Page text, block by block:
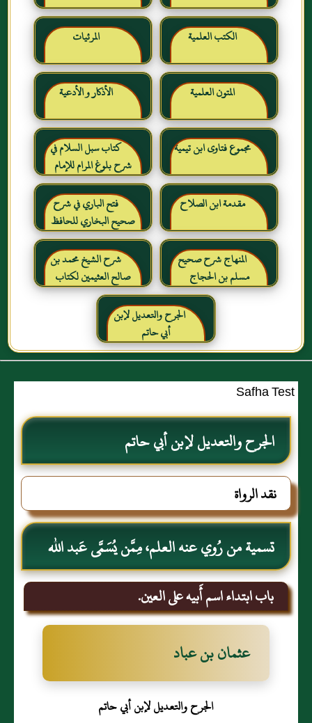
الكتب العلمية المرئيات
المتون العلمية الأذكار و الأدعية
مجموع فتاوى ابن تيمية
كتاب سبل السلام في
شرح بلوغ المرام للإمام
الصنعاني رحمه الله
مقدمة ابن الصلاح
فتح الباري في شرح
صحيح البخاري للحافظ
ابن حجر العسقلاني
المنهاج شرح صحيح
مسلم بن الحجاج
شرح الشيخ محمد بن
صالح العثيمين لكتاب
رياض الصالحين للإمام
النووي رحمهم الله تعالىالجرح والتعديل لإبن
أبي حاتم
Safha Test
الجرح والتعديل لإبن أبي حاتم
نقد الرواة
تسمية من رُوي عنه العلم، مِمَّن يُسَمَّى عَبد الله
باب ابتداء اسم أَبيه على العين.
عثمان بن عباد
الجرح والتعديل لإبن أبي حاتم